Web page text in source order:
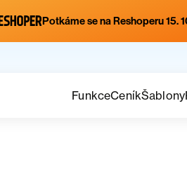
Potkáme se na Reshoperu 15.
FunkceCeníkŠablony